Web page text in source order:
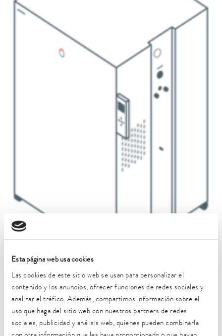
Esta página web usa cookies
Las cookies de este sitio web se usan para personalizar el
contenido y los anuncios, ofrecer funciones de redes sociales y
analizar el tráfico. Además, compartimos información sobre el
uso que haga del sitio web con nuestros partners de redes
sociales, publicidad y análisis web, quienes pueden combinarla
1100 x 895 x 1865 mm
Integral IN 2050 PW
Integral IN 2040 PW